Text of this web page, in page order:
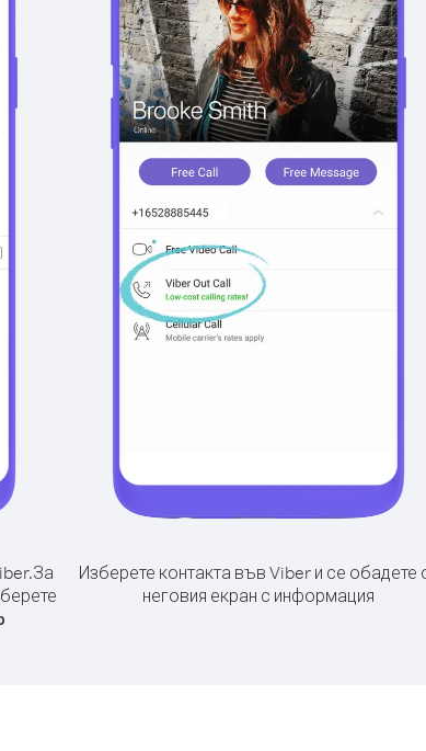
За
Изберете контакта във Viber и се обадете
неговия екран с информация